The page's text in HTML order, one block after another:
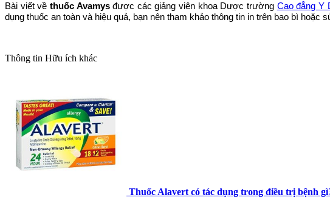
Bài viết về thuốc Avamysđược các giảng viên khoa Dược trường Cao đẳng Y
dụng thuốc an toàn và hiệu quả, bạn nên tham khảo thông tin in trên bao bì hoặc
Thông tin Hữu ích khác
Thuốc Alavert có tác dụng trong điều trị bệnh